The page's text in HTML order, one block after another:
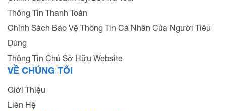
Thông Tin Thanh Toán
Chính Sách Bảo Vệ Thông Tin Cá Nhân Của Người Tiêu
Dùng
Thông Tin Chủ Sở Hữu Website
VỀ CHÚNG TÔI
Giới Thiệu
Liên Hệ